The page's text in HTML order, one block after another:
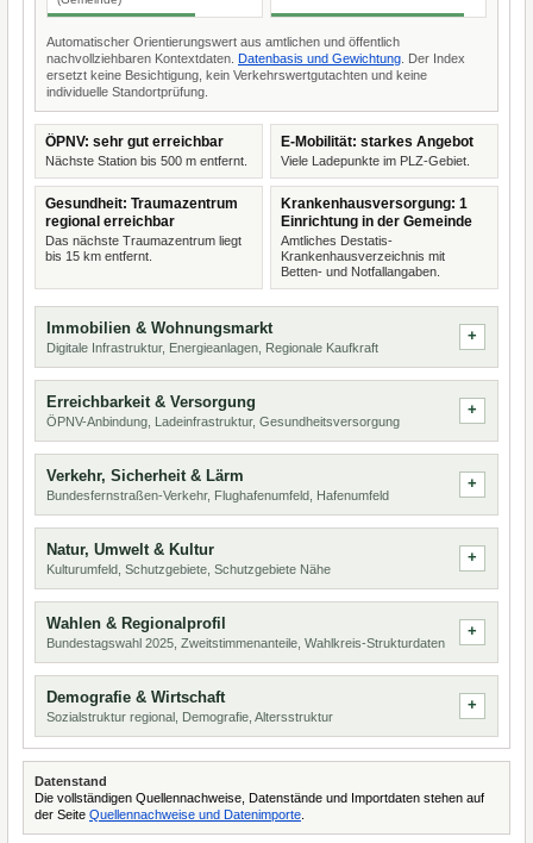
Automatischer Orientierungswert aus amtlichen und öffentlich
nachvollziehbaren Kontextdaten. Datenbasis und Gewichtung . Der Index
ersetzt keine Besichtigung, kein Verkehrswertgutachten und keine
individuelle Standortprüfung.
ÖPNV: sehr gut erreichbar
Nächste Station bis 500 m entfernt.
E-Mobilität: starkes Angebot
Viele Ladepunkte im PLZ-Gebiet.
Gesundheit: Traumazentrum
regional erreichbar
Das nächste Traumazentrum liegt
bis 15 km entfernt.
Krankenhausversorgung: 1
Einrichtung in der Gemeinde
Amtliches Destatis-
Krankenhausverzeichnis mit
Betten- und Notfallangaben.
Immobilien & Wohnungsmarkt
Digitale Infrastruktur, Energieanlagen, Regionale Kaufkraft
Erreichbarkeit & Versorgung
ÖPNV-Anbindung, Ladeinfrastruktur, Gesundheitsversorgung
Verkehr, Sicherheit & Lärm
Bundesfernstraßen-Verkehr, Flughafenumfeld, Hafenumfeld
Natur, Umwelt & Kultur
Kulturumfeld, Schutzgebiete, Schutzgebiete Nähe
Wahlen & Regionalprofil
Bundestagswahl 2025, Zweitstimmenanteile, Wahlkreis-Strukturdaten
Demografie & Wirtschaft
Sozialstruktur regional, Demografie, Altersstruktur
Datenstand
Die vollständigen Quellennachweise, Datenstände und Importdaten stehen auf
der Seite Quellennachweise und Datenimporte